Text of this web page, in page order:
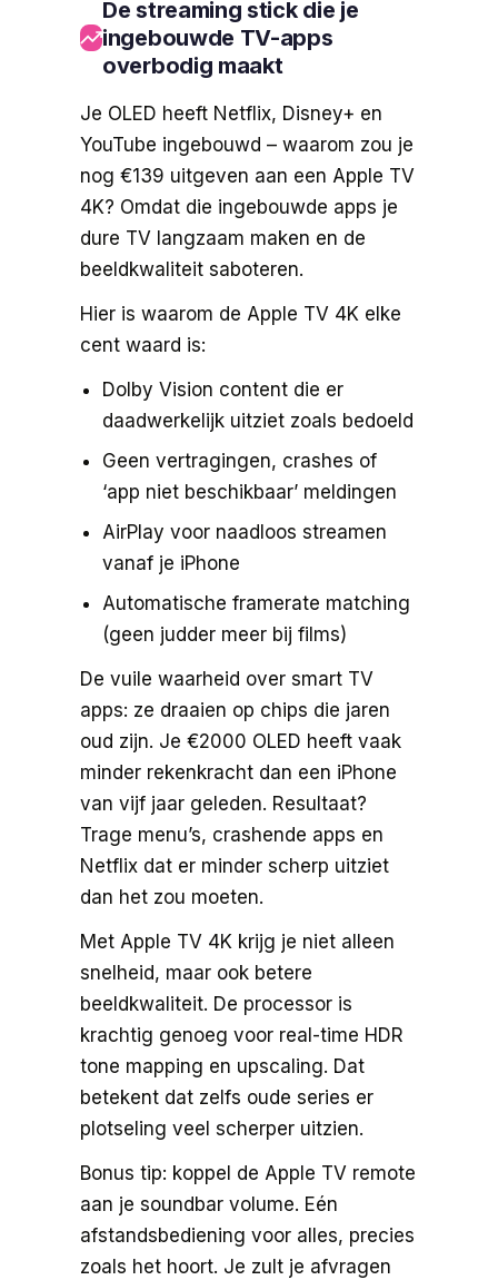
De streaming stick die je
ingebouwde TV-apps
overbodig maakt
Je OLED heeft Netflix, Disney+ en
YouTube ingebouwd – waarom zou je
nog €139 uitgeven aan een Apple TV
4K? Omdat die ingebouwde apps je
dure TV langzaam maken en de
beeldkwaliteit saboteren.
Hier is waarom de Apple TV 4K elke
cent waard is:
Dolby Vision content die er
daadwerkelijk uitziet zoals bedoeld
Geen vertragingen, crashes of
‘app niet beschikbaar’ meldingen
AirPlay voor naadloos streamen
vanaf je iPhone
Automatische framerate matching
(geen judder meer bij films)
De vuile waarheid over smart TV
apps: ze draaien op chips die jaren
oud zijn. Je €2000 OLED heeft vaak
minder rekenkracht dan een iPhone
van vijf jaar geleden. Resultaat?
Trage menu’s, crashende apps en
Netflix dat er minder scherp uitziet
dan het zou moeten.
Met Apple TV 4K krijg je niet alleen
snelheid, maar ook betere
beeldkwaliteit. De processor is
krachtig genoeg voor real-time HDR
tone mapping en upscaling. Dat
betekent dat zelfs oude series er
plotseling veel scherper uitzien.
Bonus tip: koppel de Apple TV remote
aan je soundbar volume. Eén
afstandsbediening voor alles, precies
zoals het hoort. Je zult je afvragen